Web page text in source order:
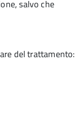
salvo che
del trattamento: